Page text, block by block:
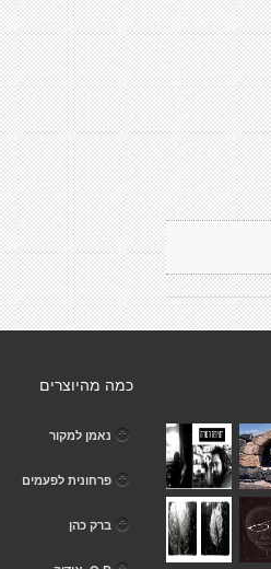
כמה מהיוצרים
נאמן למקור
פרחונית לפעמים
ברק כהן